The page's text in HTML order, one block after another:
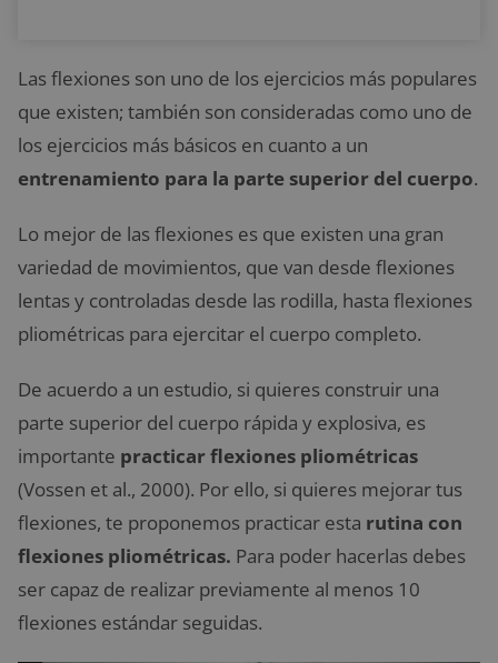
Las flexiones son uno de los ejercicios más populares
que existen; también son consideradas como uno de
los ejercicios más básicos en cuanto a un
entrenamiento para la parte superior del cuerpo.
Lo mejor de las flexiones es que existen una gran
variedad de movimientos, que van desde flexiones
lentas y controladas desde las rodilla, hasta flexiones
pliométricas para ejercitar el cuerpo completo.
De acuerdo a un estudio, si quieres construir una
parte superior del cuerpo rápida y explosiva, es
importante practicar flexiones pliométricas
(Vossen et al., 2000). Por ello, si quieres mejorar tus
flexiones, te proponemos practicar esta rutina con
flexiones pliométricas. Para poder hacerlas debes
ser capaz de realizar previamente al menos 10
flexiones estándar seguidas.